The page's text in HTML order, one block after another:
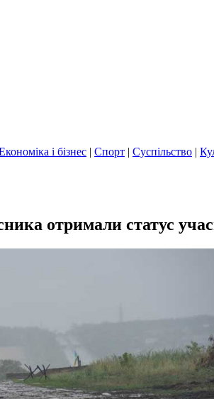
і бізнес | Спорт | Суспільство |
отримали статус